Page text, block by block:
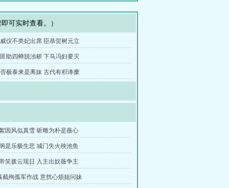
可实时查看。）
仪不类妃出席 臣恭贺树元立
助四蝉脱浊秽 下马冯妇要灭
极泰来是离妹 古代有积谗糜
因风似真雪 斫雕为朴是薇心
是乐极生悲 城门失火殃池鱼
笑拨云现日 入主出奴薇争主
截殉孤军作战 意扰心烦姐问妹